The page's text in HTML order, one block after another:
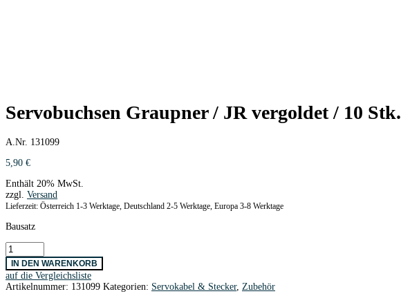
Servobuchsen Graupner / JR vergoldet / 10 Stk.
A.Nr. 131099
5,90 €
Enthält 20% MwSt.
zzgl. Versand
Lieferzeit: Österreich 1-3 Werktage, Deutschland 2-5 Werktage, Europa 3-8 Werktage
Bausatz
Servobuchsen
Graupner
/
JR
vergoldet
IN DEN WARENKORB
auf die Vergleichsliste
Artikelnummer: 131099 Kategorien: Servokabel & Stecker, Zubehör